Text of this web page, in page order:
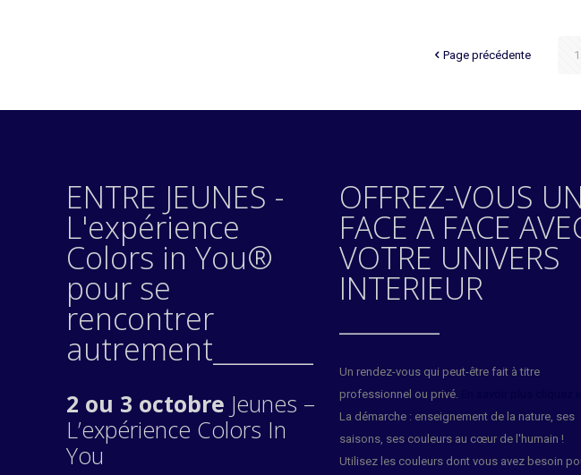
Page précédente 1
ENTRE JEUNES -
L'expérience
Colors in You®
pour se
rencontrer
autrement________
2 ou 3 octobre Jeunes –
L’expérience Colors In
You
OFFREZ-VOUS UN
FACE A FACE
VOTRE UNIVERS
INTERIEUR
Un rendez-vous qui peut-être fait à titre
professionnel ou privé.
La démarche : enseignement de la nature, ses
saisons, ses couleurs au cœur de l'humain !
Utilisez les couleurs dont vous avez besoin